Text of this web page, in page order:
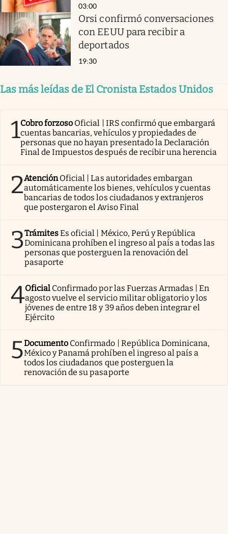
03:00
Orsi confirmó conversaciones
con EEUU para recibir a
deportados
19:30
Las más leídas de El Cronista Estados Unidos
1Cobro forzoso Oficial | IRS confirmó que embargará
cuentas bancarias, vehículos y propiedades de
personas que no hayan presentado la Declaración
Final de Impuestos después de recibir una herencia
2AtenciónOficial | Las autoridades embargan
automáticamente los bienes, vehículos y cuentas
bancarias de todos los ciudadanos y extranjeros
que postergaron el Aviso Final
3TrámitesEs oficial | México, Perú y República
Dominicana prohíben el ingreso al país a todas las
personas que posterguen la renovación del
pasaporte
4Oficial Confirmado por las Fuerzas Armadas | En
agosto vuelve el servicio militar obligatorio y los
jóvenes de entre 18 y 39 años deben integrar el
Ejército
5Documento Confirmado | República Dominicana,
México y Panamá prohíben el ingreso al país a
todos los ciudadanos que posterguen la
renovación de su pasaporte